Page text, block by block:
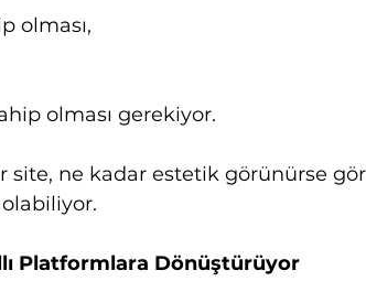
olması,
olması gerekiyor.
site, ne kadar estetik görünürse
Platformlara Dönüştürüyor